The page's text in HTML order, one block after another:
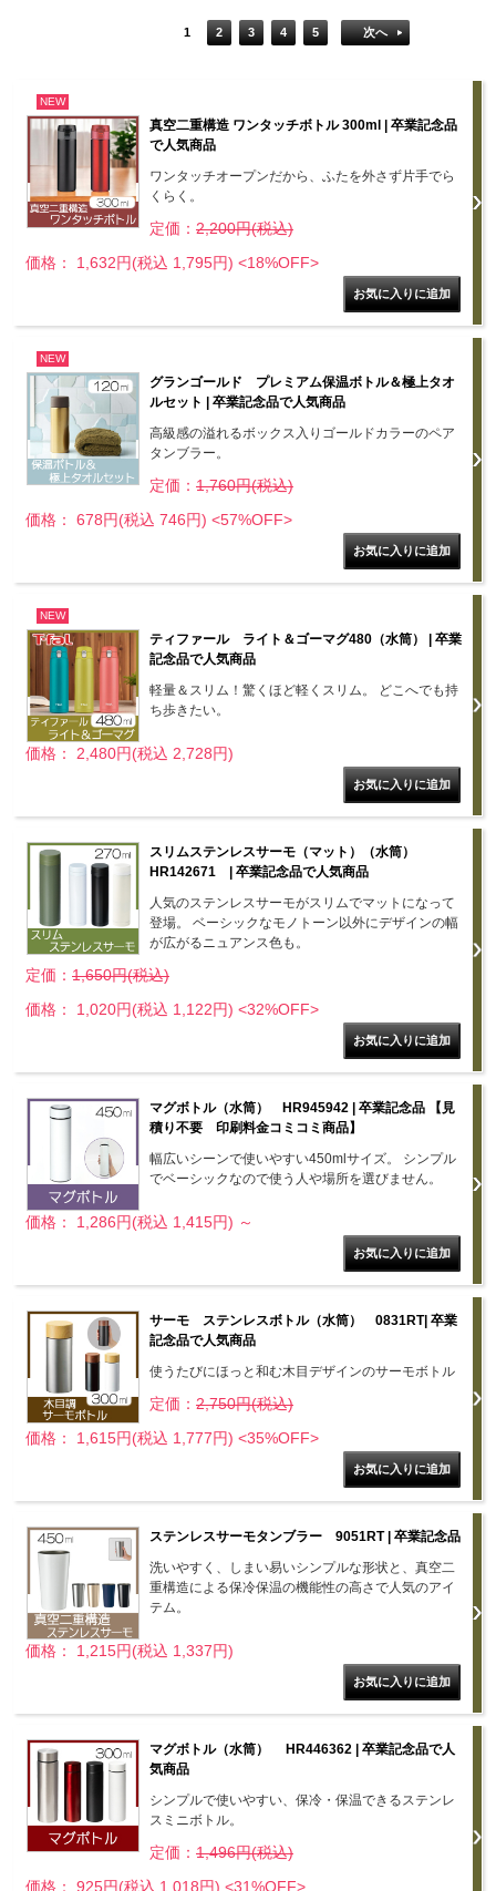
1 2 3 4 5 次へ
NEW
真空二重構造 ワンタッチボトル 300ml | 卒業記念品
で人気商品
ワンタッチオープンだから、ふたを外さず片手でら
くらく。
定価： 2,200円(税込)
価格： 1,632円(税込 1,795円) <18%OFF>
NEW
グランゴールド プレミアム保温ボトル＆極上タオ
ルセット | 卒業記念品で人気商品
高級感の溢れるボックス入りゴールドカラーのペア
タンブラー。
定価： 1,760円(税込)
価格： 678円(税込 746円) <57%OFF>
NEW
ティファール ライト＆ゴーマグ480（水筒） | 卒業
記念品で人気商品
軽量＆スリム！驚くほど軽くスリム。 どこへでも持
ち歩きたい。
価格： 2,480円(税込 2,728円)
スリムステンレスサーモ（マット）（水筒）
HR142671 | 卒業記念品で人気商品
人気のステンレスサーモがスリムでマットになって
登場。 ベーシックなモノトーン以外にデザインの幅
が広がるニュアンス色も。
定価： 1,650円(税込)
価格： 1,020円(税込 1,122円) <32%OFF>
マグボトル（水筒） HR945942 | 卒業記念品 【見
積り不要 印刷料金コミコミ商品】
幅広いシーンで使いやすい450mlサイズ。 シンプル
でベーシックなので使う人や場所を選びません。
価格： 1,286円(税込 1,415円) ～
サーモ ステンレスボトル（水筒） 0831RT| 卒業
記念品で人気商品
使うたびにほっと和む木目デザインのサーモボトル
定価： 2,750円(税込)
価格： 1,615円(税込 1,777円) <35%OFF>
ステンレスサーモタンブラー 9051RT | 卒業記念品
洗いやすく、しまい易いシンプルな形状と、真空二
重構造による保冷保温の機能性の高さで人気のアイ
テム。
価格： 1,215円(税込 1,337円)
マグボトル（水筒） HR446362 | 卒業記念品で人
気商品
シンプルで使いやすい、保冷・保温できるステンレ
スミニボトル。
定価： 1,496円(税込)
価格： 925円(税込 1,018円) <31%OFF>